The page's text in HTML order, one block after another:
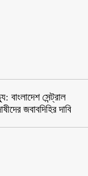
সেন্ট্রাল
জবাবদিহির দাবি